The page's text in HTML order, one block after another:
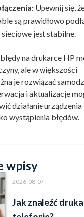
Upewnij się, że
są prawidłowo
sieciowe jest stabilne.
na drukarce HP
ale w większości
je rozwiązać
i aktualizacje
działanie urządzenia
wystąpienia błędów.
wpisy
2026-08-07
Jak znaleźć